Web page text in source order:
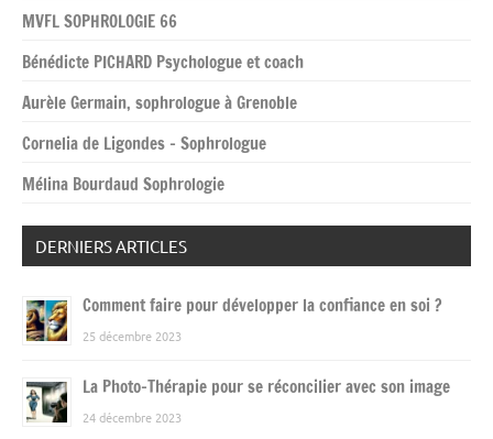
MVFL SOPHROLOGIE 66
Bénédicte PICHARD Psychologue et coach
Aurèle Germain, sophrologue à Grenoble
Cornelia de Ligondes – Sophrologue
Mélina Bourdaud Sophrologie
DERNIERS ARTICLES
Comment faire pour développer la confiance en soi ?
25 décembre 2023
La Photo-Thérapie pour se réconcilier avec son image
24 décembre 2023